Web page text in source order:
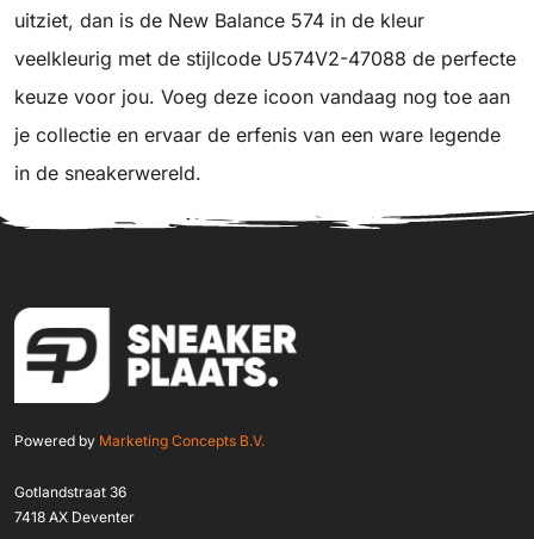
uitziet, dan is de New Balance 574 in de kleur
veelkleurig met de stijlcode U574V2-47088 de perfecte
keuze voor jou. Voeg deze icoon vandaag nog toe aan
je collectie en ervaar de erfenis van een ware legende
in de sneakerwereld.
Powered by Marketing Concepts B.V.
Gotlandstraat 36
7418 AX Deventer